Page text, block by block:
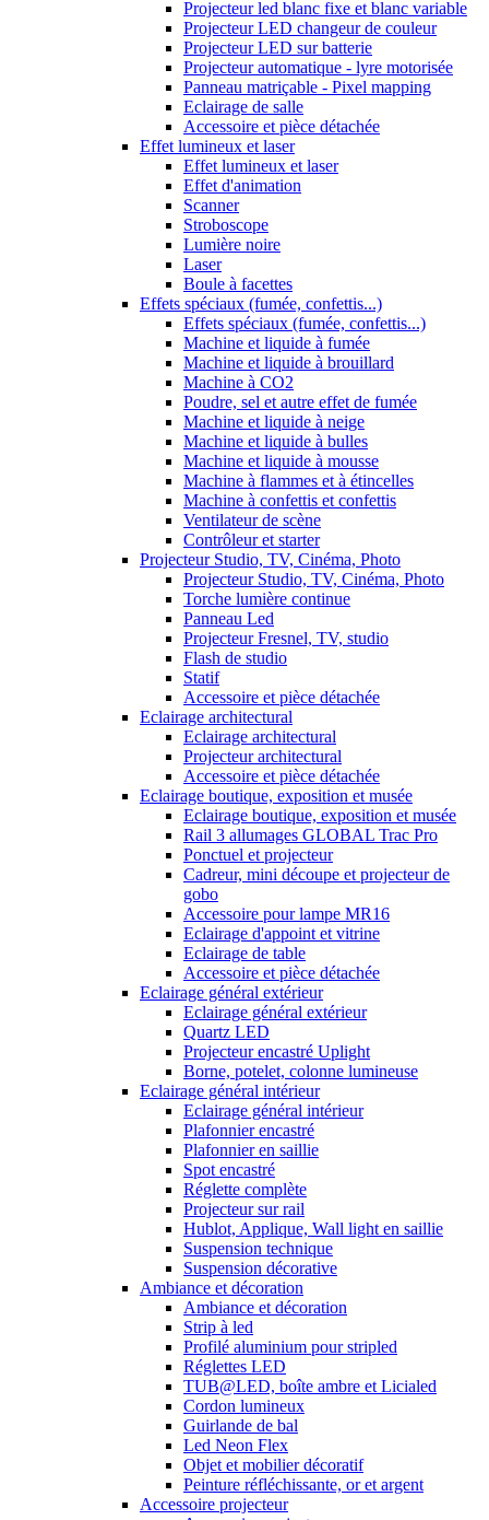
Projecteur led blanc fixe et blanc variable
Projecteur LED changeur de couleur
Projecteur LED sur batterie
Projecteur automatique - lyre motorisée
Panneau matriçable - Pixel mapping
Eclairage de salle
Accessoire et pièce détachée
Effet lumineux et laser
Effet lumineux et laser
Effet d'animation
Scanner
Stroboscope
Lumière noire
Laser
Boule à facettes
Effets spéciaux (fumée, confettis...)
Effets spéciaux (fumée, confettis...)
Machine et liquide à fumée
Machine et liquide à brouillard
Machine à CO2
Poudre, sel et autre effet de fumée
Machine et liquide à neige
Machine et liquide à bulles
Machine et liquide à mousse
Machine à flammes et à étincelles
Machine à confettis et confettis
Ventilateur de scène
Contrôleur et starter
Projecteur Studio, TV, Cinéma, Photo
Projecteur Studio, TV, Cinéma, Photo
Torche lumière continue
Panneau Led
Projecteur Fresnel, TV, studio
Flash de studio
Statif
Accessoire et pièce détachée
Eclairage architectural
Eclairage architectural
Projecteur architectural
Accessoire et pièce détachée
Eclairage boutique, exposition et musée
Eclairage boutique, exposition et musée
Rail 3 allumages GLOBAL Trac Pro
Ponctuel et projecteur
Cadreur, mini découpe et projecteur de
gobo
Accessoire pour lampe MR16
Eclairage d'appoint et vitrine
Eclairage de table
Accessoire et pièce détachée
Eclairage général extérieur
Eclairage général extérieur
Quartz LED
Projecteur encastré Uplight
Borne, potelet, colonne lumineuse
Eclairage général intérieur
Eclairage général intérieur
Plafonnier encastré
Plafonnier en saillie
Spot encastré
Réglette complète
Projecteur sur rail
Hublot, Applique, Wall light en saillie
Suspension technique
Suspension décorative
Ambiance et décoration
Ambiance et décoration
Strip à led
Profilé aluminium pour stripled
Réglettes LED
TUB@LED, boîte ambre et Licialed
Cordon lumineux
Guirlande de bal
Led Neon Flex
Objet et mobilier décoratif
Peinture réfléchissante, or et argent
Accessoire projecteur